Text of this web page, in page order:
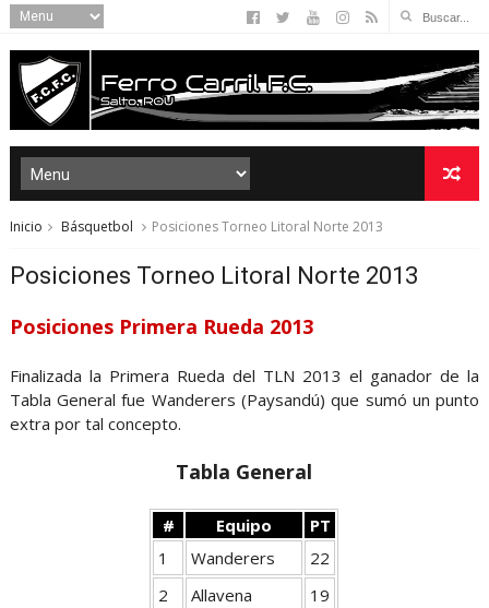
Inicio Básquetbol Posiciones Torneo Litoral Norte 2013
Posiciones Torneo Litoral Norte 2013
Posiciones Primera Rueda 2013
Finalizada la Primera Rueda del TLN 2013 el ganador de la
Tabla General fue Wanderers (Paysandú) que sumó un punto
extra por tal concepto.
Tabla General
# Equipo
PT
1
Wanderers
22
2
Allavena
19